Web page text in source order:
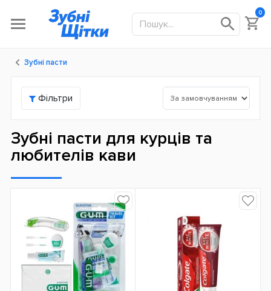
0
Зубні пасти
Фільтри
Зубні пасти для курців та
любителів кави